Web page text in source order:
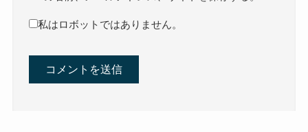
私はロボットではありません。